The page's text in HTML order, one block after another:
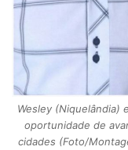
Wesley (Niquelândia)
oportunidade de
cidades (Foto/